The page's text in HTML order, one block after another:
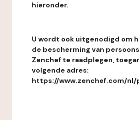
hieronder.
U wordt ook uitgenodigd om
de bescherming van
Zenchef te raadplegen,
volgende adres:
https://www.zenchef.com/